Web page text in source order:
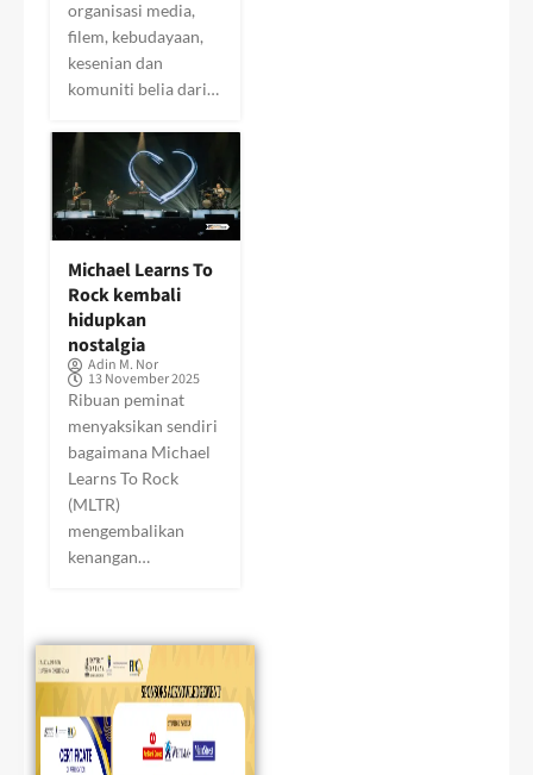
organisasi media,
filem, kebudayaan,
kesenian dan
komuniti belia dari…
Michael Learns To
Rock kembali
hidupkan
nostalgia
Adin M. Nor
13 November 2025
Ribuan peminat
menyaksikan sendiri
bagaimana Michael
Learns To Rock
(MLTR)
mengembalikan
kenangan…